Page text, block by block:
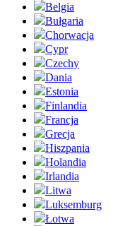
Belgia
Bułgaria
Chorwacja
Cypr
Czechy
Dania
Estonia
Finlandia
Francja
Grecja
Hiszpania
Holandia
Irlandia
Litwa
Luksemburg
Łotwa